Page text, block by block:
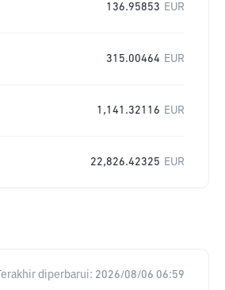
136.95853 EUR
315.00464 EUR
1,141.32116 EUR
22,826.42325 EUR
Terakhir diperbarui: 2026/08/06 06:59